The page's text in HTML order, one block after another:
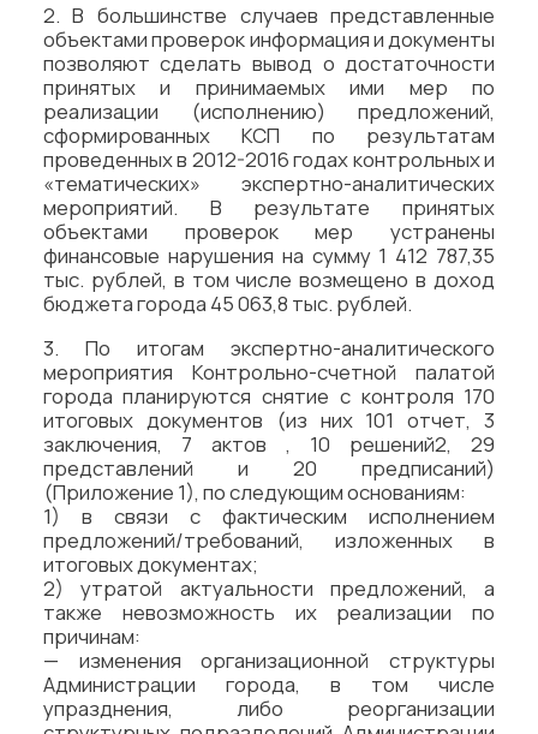
2. В большинстве случаев представленные
объектами проверок информация и документы
позволяют сделать вывод о достаточности
принятых и принимаемых ими мер по
реализации (исполнению) предложений,
сформированных КСП по результатам
проведенных в 2012-2016 годах контрольных и
«тематических» экспертно-аналитических
мероприятий. В результате принятых
объектами проверок мер устранены
финансовые нарушения на сумму 1 412 787,35
тыс. рублей, в том числе возмещено в доход
бюджета города 45 063,8 тыс. рублей.
3. По итогам экспертно-аналитического
мероприятия Контрольно-счетной палатой
города планируются снятие с контроля 170
итоговых документов (из них 101 отчет, 3
заключения, 7 актов , 10 решений2, 29
представлений и 20 предписаний)
(Приложение 1), по следующим основаниям:
1) в связи с фактическим исполнением
предложений/требований, изложенных в
итоговых документах;
2) утратой актуальности предложений, а
также невозможность их реализации по
причинам:
— изменения организационной структуры
Администрации города, в том числе
упразднения, либо реорганизации